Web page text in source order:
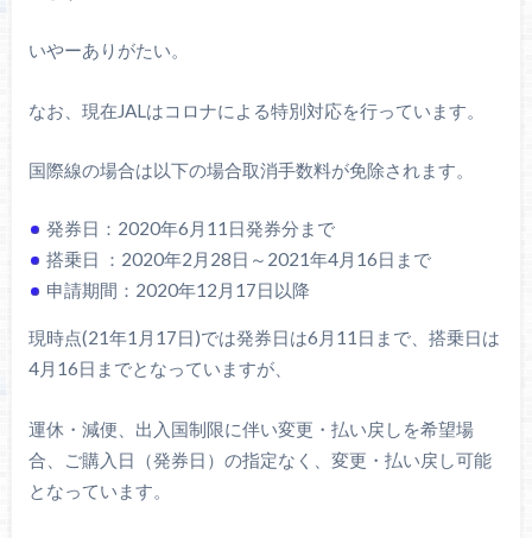
いやーありがたい。
なお、現在JALはコロナによる特別対応を行っています。
国際線の場合は以下の場合取消手数料が免除されます。
発券日：2020年6月11日発券分まで
搭乗日 ：2020年2月28日～2021年4月16日まで
申請期間：2020年12月17日以降
現時点(21年1月17日)では発券日は6月11日まで、搭乗日は
4月16日までとなっていますが、
運休・減便、出入国制限に伴い変更・払い戻しを希望場
合、ご購入日（発券日）の指定なく、変更・払い戻し可能
となっています。